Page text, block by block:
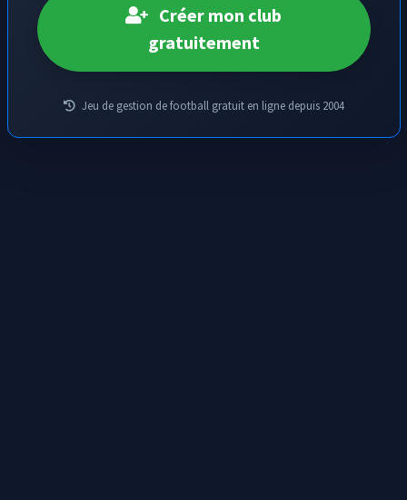
Créer mon club
gratuitement
Jeu de gestion de football gratuit en ligne depuis 2004